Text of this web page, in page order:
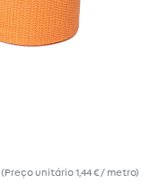
(Preço unitário1,44 € / metro)